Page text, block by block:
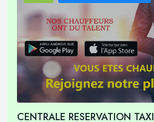
CENTRALE RESERVATION TAXI